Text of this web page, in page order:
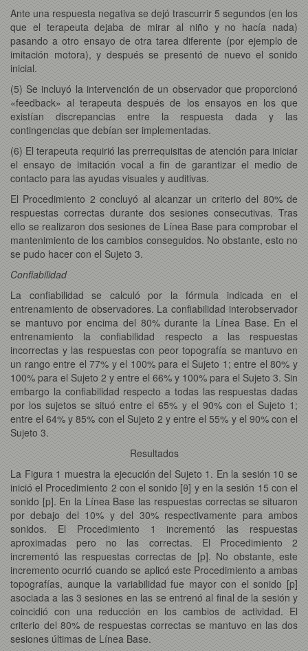
Ante una respuesta negativa se dejó trascurrir 5 segundos (en los
que el terapeuta dejaba de mirar al niño y no hacía nada)
pasando a otro ensayo de otra tarea diferente (por ejemplo de
imitación motora), y después se presentó de nuevo el sonido
inicial.
(5) Se incluyó la intervención de un observador que proporcionó
«feedback» al terapeuta después de los ensayos en los que
existían discrepancias entre la respuesta dada y las
contingencias que debían ser implementadas.
(6) El terapeuta requirió las prerrequisitas de atención para iniciar
el ensayo de imitación vocal a fin de garantizar el medio de
contacto para las ayudas visuales y auditivas.
El Procedimiento 2 concluyó al alcanzar un criterio del 80% de
respuestas correctas durante dos sesiones consecutivas. Tras
ello se realizaron dos sesiones de Línea Base para comprobar el
mantenimiento de los cambios conseguidos. No obstante, esto no
se pudo hacer con el Sujeto 3.
Confiabilidad
La confiabilidad se calculó por la fórmula indicada en el
entrenamiento de observadores. La confiabilidad interobservador
se mantuvo por encima del 80% durante la Línea Base. En el
entrenamiento la confiabilidad respecto a las respuestas
incorrectas y las respuestas con peor topografía se mantuvo en
un rango entre el 77% y el 100% para el Sujeto 1; entre el 80% y
100% para el Sujeto 2 y entre el 66% y 100% para el Sujeto 3. Sin
embargo la confiabilidad respecto a todas las respuestas dadas
por los sujetos se situó entre el 65% y el 90% con el Sujeto 1;
entre el 64% y 85% con el Sujeto 2 y entre el 55% y el 90% con el
Sujeto 3.
Resultados
La Figura 1 muestra la ejecución del Sujeto 1. En la sesión 10 se
inició el Procedimiento 2 con el sonido [θ] y en la sesión 15 con el
sonido [p]. En la Línea Base las respuestas correctas se situaron
por debajo del 10% y del 30% respectivamente para ambos
sonidos. El Procedimiento 1 incrementó las respuestas
aproximadas pero no las correctas. El Procedimiento 2
incrementó las respuestas correctas de [p]. No obstante, este
incremento ocurrió cuando se aplicó este Procedimiento a ambas
topografías, aunque la variabilidad fue mayor con el sonido [p]
asociada a las 3 sesiones en las se entrenó al final de la sesión y
coincidió con una reducción en los cambios de actividad. El
criterio del 80% de respuestas correctas se mantuvo en las dos
sesiones últimas de Línea Base.